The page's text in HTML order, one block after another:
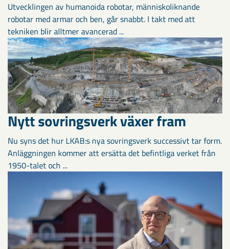
Utvecklingen av humanoida robotar, människoliknande
robotar med armar och ben, går snabbt. I takt med att
tekniken blir alltmer avancerad ...
Nytt sovringsverk växer fram
Nu syns det hur LKAB:s nya sovringsverk successivt tar form.
Anläggningen kommer att ersätta det befintliga verket från
1950-talet och ...